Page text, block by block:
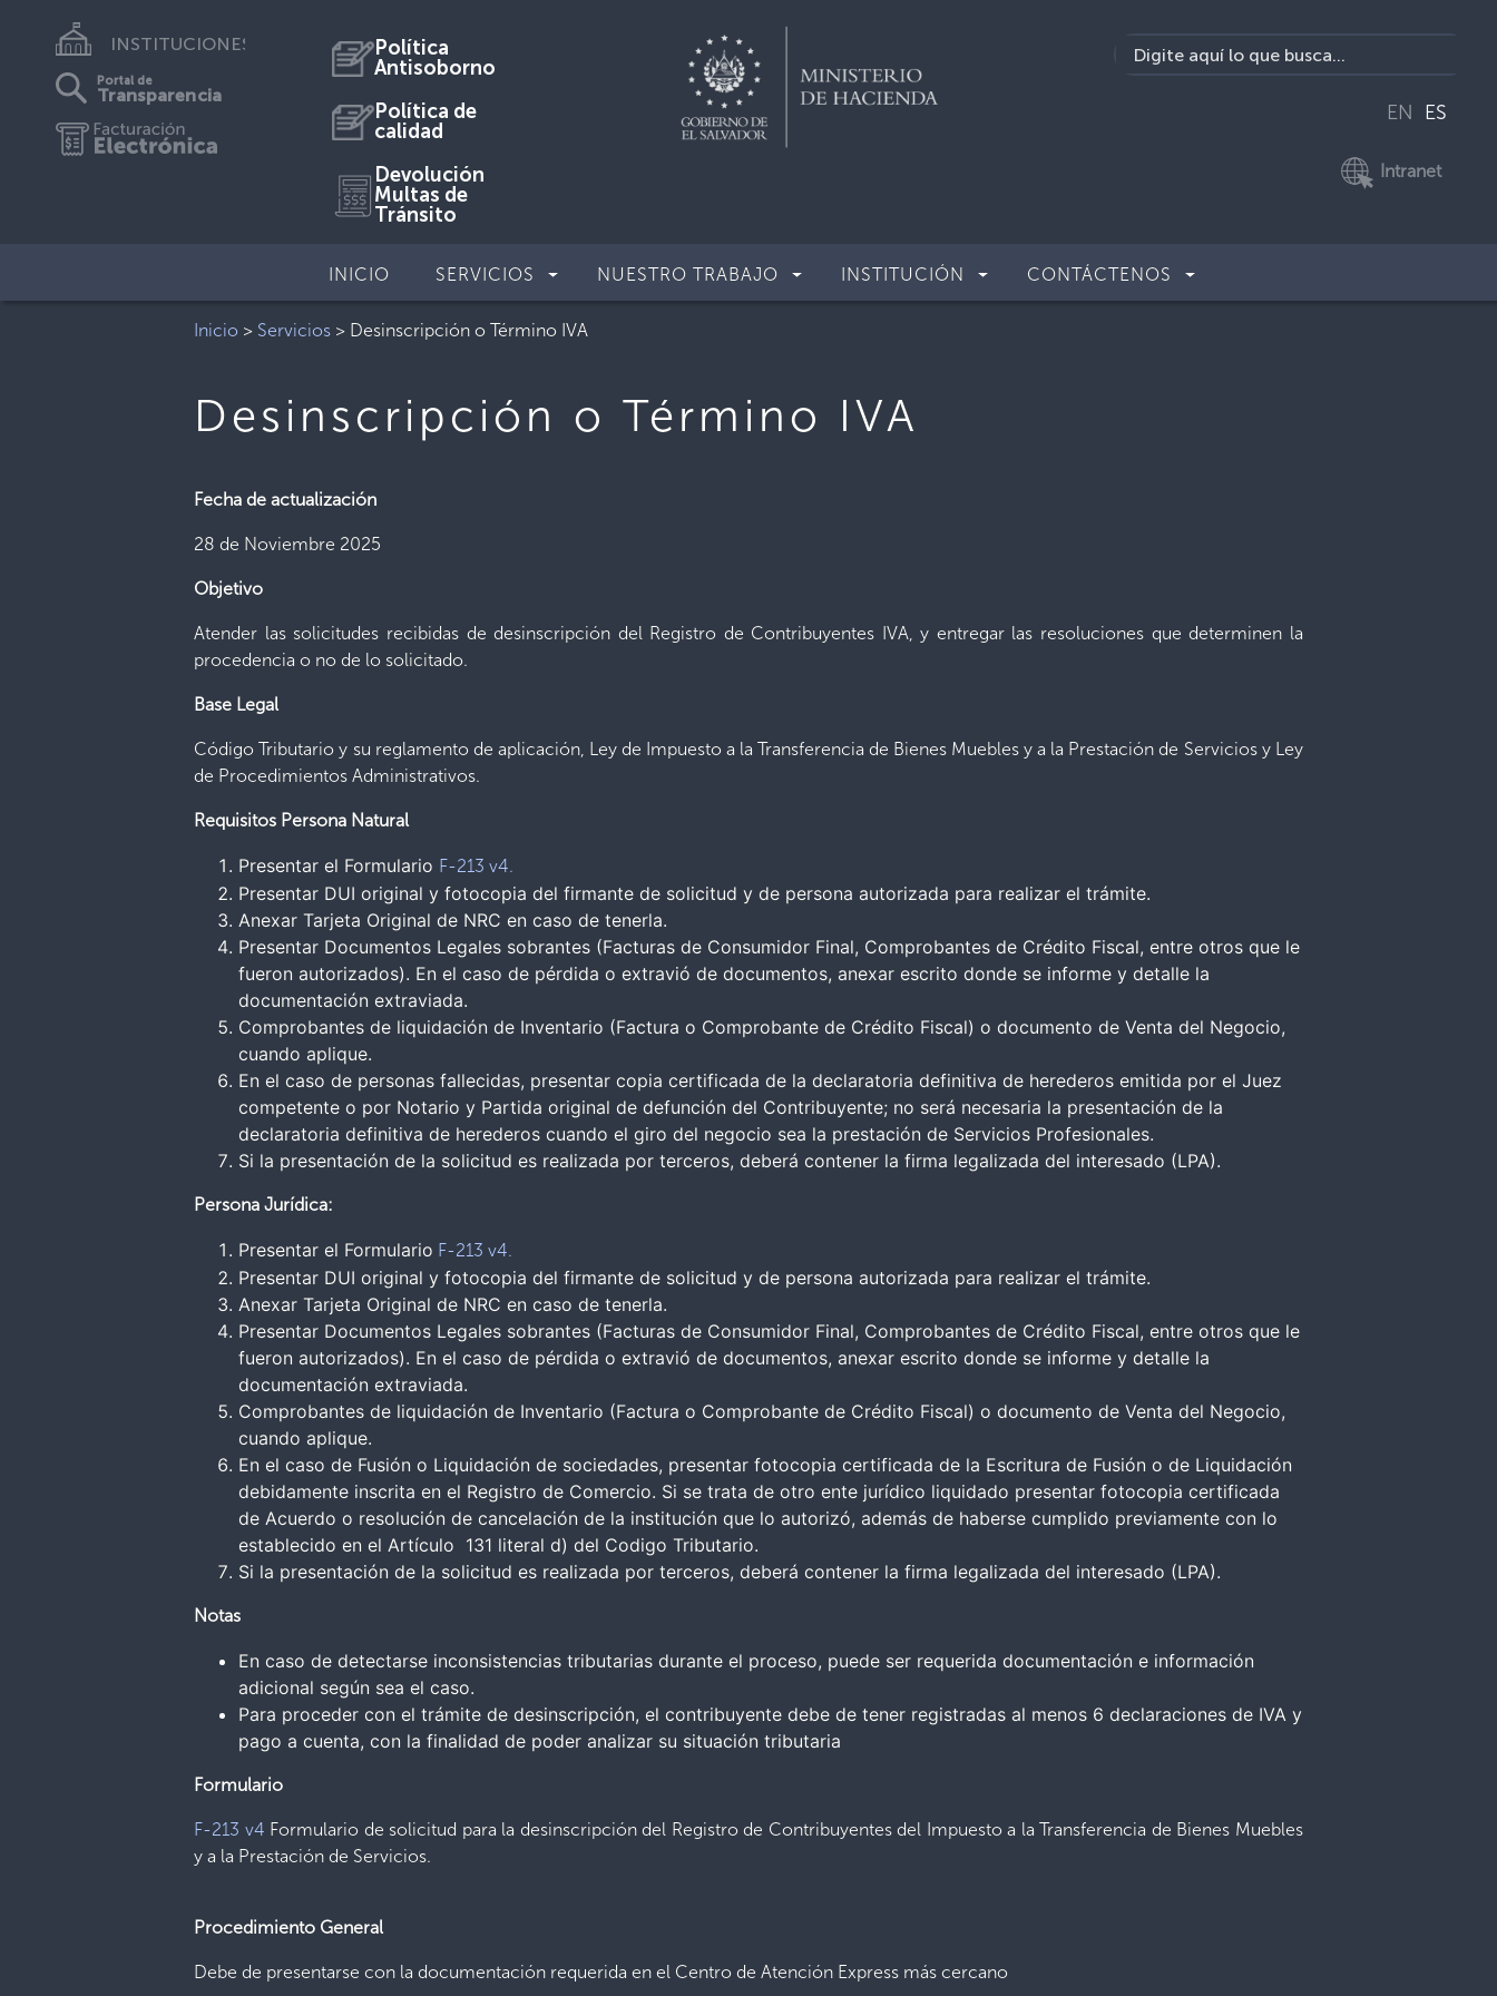
INSTITUCIONES
Portal de
Transparencia
Política
Antisoborno
Política de
calidad
Devolución
Multas de
Tránsito
EN ES
Intranet
INICIO SERVICIOS NUESTRO TRABAJO INSTITUCIÓN CONTÁCTENOS
Inicio > Servicios > Desinscripción o Término IVA
Desinscripción o Término IVA
Fecha de actualización
28 de Noviembre 2025
Objetivo
Atender las solicitudes recibidas de desinscripción del Registro de Contribuyentes IVA, y entregar las resoluciones que determinen la
procedencia o no de lo solicitado.
Base Legal
Código Tributario y su reglamento de aplicación, Ley de Impuesto a la Transferencia de Bienes Muebles y a la Prestación de Servicios y Ley
de Procedimientos Administrativos.
Requisitos Persona Natural
Presentar el Formulario F-213 v4.
Presentar DUI original y fotocopia del firmante de solicitud y de persona autorizada para realizar el trámite.
Anexar Tarjeta Original de NRC en caso de tenerla.
Presentar Documentos Legales sobrantes (Facturas de Consumidor Final, Comprobantes de Crédito Fiscal, entre otros que le
fueron autorizados). En el caso de pérdida o extravió de documentos, anexar escrito donde se informe y detalle la
documentación extraviada.
Comprobantes de liquidación de Inventario (Factura o Comprobante de Crédito Fiscal) o documento de Venta del Negocio,
cuando aplique.
En el caso de personas fallecidas, presentar copia certificada de la declaratoria definitiva de herederos emitida por el Juez
competente o por Notario y Partida original de defunción del Contribuyente; no será necesaria la presentación de la
declaratoria definitiva de herederos cuando el giro del negocio sea la prestación de Servicios Profesionales.
Si la presentación de la solicitud es realizada por terceros, deberá contener la firma legalizada del interesado (LPA).
Persona Jurídica:
Presentar el Formulario F-213 v4.
Presentar DUI original y fotocopia del firmante de solicitud y de persona autorizada para realizar el trámite.
Anexar Tarjeta Original de NRC en caso de tenerla.
Presentar Documentos Legales sobrantes (Facturas de Consumidor Final, Comprobantes de Crédito Fiscal, entre otros que le
fueron autorizados). En el caso de pérdida o extravió de documentos, anexar escrito donde se informe y detalle la
documentación extraviada.
Comprobantes de liquidación de Inventario (Factura o Comprobante de Crédito Fiscal) o documento de Venta del Negocio,
cuando aplique.
En el caso de Fusión o Liquidación de sociedades, presentar fotocopia certificada de la Escritura de Fusión o de Liquidación
debidamente inscrita en el Registro de Comercio. Si se trata de otro ente jurídico liquidado presentar fotocopia certificada
de Acuerdo o resolución de cancelación de la institución que lo autorizó, además de haberse cumplido previamente con lo
establecido en el Artículo 131 literal d) del Codigo Tributario.
Si la presentación de la solicitud es realizada por terceros, deberá contener la firma legalizada del interesado (LPA).
Notas
En caso de detectarse inconsistencias tributarias durante el proceso, puede ser requerida documentación e información
adicional según sea el caso.
Para proceder con el trámite de desinscripción, el contribuyente debe de tener registradas al menos 6 declaraciones de IVA y
pago a cuenta, con la finalidad de poder analizar su situación tributaria
Formulario
F-213 v4 Formulario de solicitud para la desinscripción del Registro de Contribuyentes del Impuesto a la Transferencia de Bienes Muebles
y a la Prestación de Servicios.
Procedimiento General
Debe de presentarse con la documentación requerida en el Centro de Atención Express más cercano